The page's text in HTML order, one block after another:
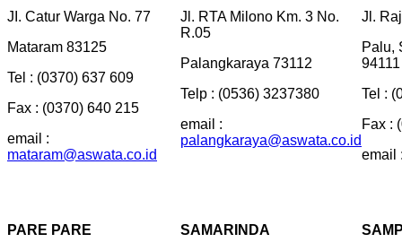
JI. Catur Warga No. 77
Mataram 83125
Tel : (0370) 637 609
Fax : (0370) 640 215
email :
mataram@aswata.co.id
Jl. RTA Milono Km. 3 No.
R.05
Palangkaraya 73112
Telp : (0536) 3237380
email :
palangkaraya@aswata.co.id
Jl.
Palu,
94111
Tel :
Fax :
email
PARE PARE
SAMARINDA